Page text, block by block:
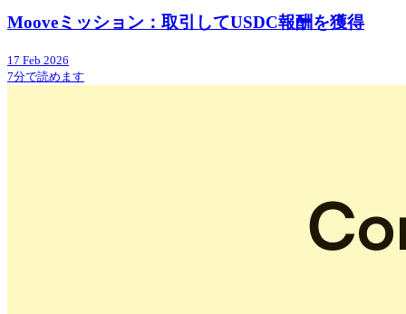
Mooveミッション：取引してUSDC報酬を獲得
17 Feb 2026
7分で読めます